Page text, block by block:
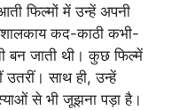
फिल्मों में उन्हें अपनी
कद-काठी कभी-
बन जाती थी। कुछ फिल्में
साथ ही, उन्हें
से भी जूझना पड़ा है।